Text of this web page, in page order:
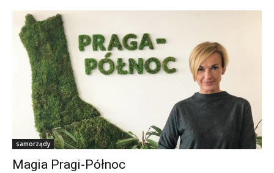
samorządy
Magia Pragi-Północ